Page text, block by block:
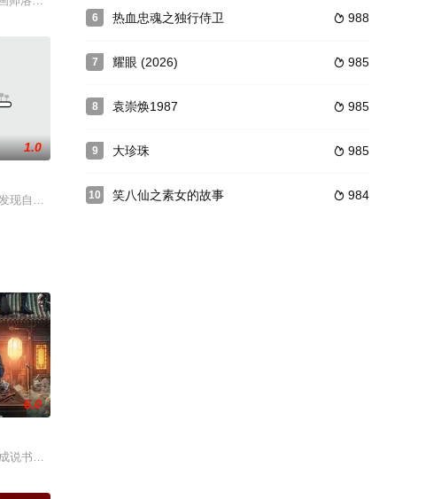
臣一声惊天地，泣鬼神的秦腔花
1.0
现自己竟身处陌生房间，身边还睡着一个陌生男人。萧云颜以为自己遭遇
枪口相对、父母冤案、连环下毒……
6.0
说书班子，偶遇“白天人住屋，晚上鬼占房”的阴阳宅，江淮被掳走配“
6  988
热血忠魂之独行侍卫
7  985
耀眼 (2026)
8  985
袁崇焕1987
9  985
大珍珠
10  984
笑八仙之素女的故事